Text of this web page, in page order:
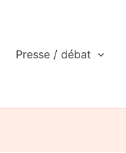
Presse / débat